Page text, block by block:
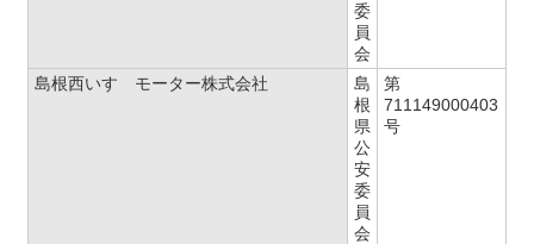
委
員
会
島根西いすゞモーター株式会社
島
根
県
公
安
委
員
会
第
711149000403
号